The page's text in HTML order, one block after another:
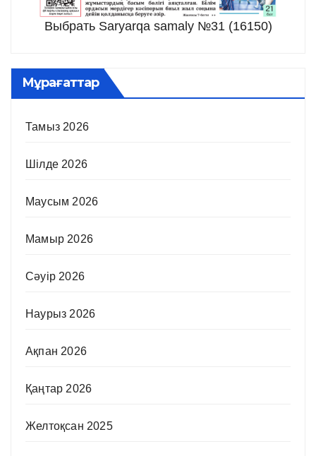
Выбрать Saryarqa samaly №31 (16150)
Мұрағаттар
Тамыз 2026
Шілде 2026
Маусым 2026
Мамыр 2026
Сәуір 2026
Наурыз 2026
Ақпан 2026
Қаңтар 2026
Желтоқсан 2025